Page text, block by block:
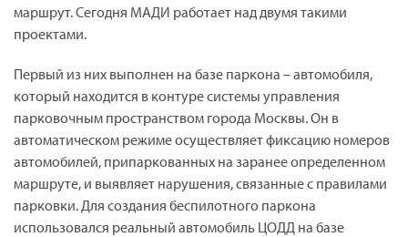
маршрут. Сегодня МАДИ работает над двумя такими
проектами.
Первый из них выполнен на базе паркона – автомобиля,
который находится в контуре системы управления
парковочным пространством города Москвы. Он в
автоматическом режиме осуществляет фиксацию номеров
автомобилей, припаркованных на заранее определенном
маршруте, и выявляет нарушения, связанные с правилами
парковки. Для создания беспилотного паркона
использовался реальный автомобиль ЦОДД на базе